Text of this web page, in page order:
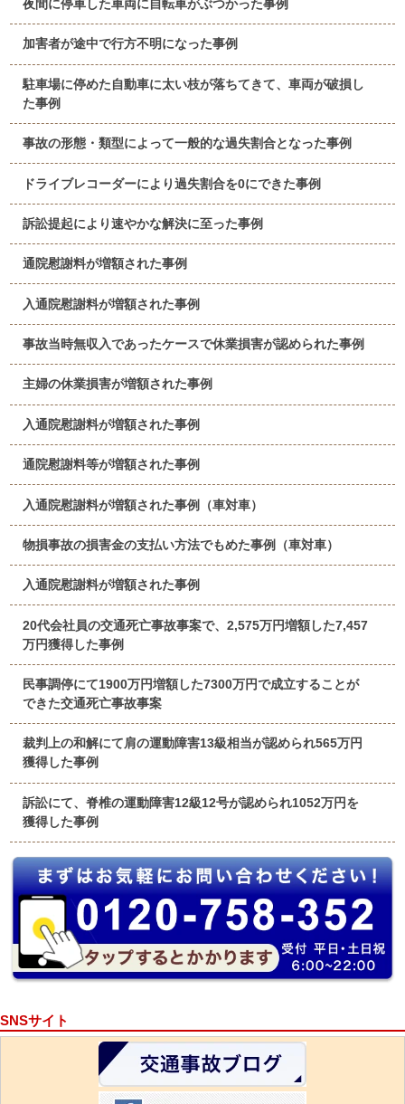
夜間に停車した車両に自転車がぶつかった事例
加害者が途中で行方不明になった事例
駐車場に停めた自動車に太い枝が落ちてきて、車両が破損し
た事例
事故の形態・類型によって一般的な過失割合となった事例
ドライブレコーダーにより過失割合を0にできた事例
訴訟提起により速やかな解決に至った事例
通院慰謝料が増額された事例
入通院慰謝料が増額された事例
事故当時無収入であったケースで休業損害が認められた事例
主婦の休業損害が増額された事例
入通院慰謝料が増額された事例
通院慰謝料等が増額された事例
入通院慰謝料が増額された事例（車対車）
物損事故の損害金の支払い方法でもめた事例（車対車）
入通院慰謝料が増額された事例
20代会社員の交通死亡事故事案で、2,575万円増額した7,457
万円獲得した事例
民事調停にて1900万円増額した7300万円で成立することが
できた交通死亡事故事案
裁判上の和解にて肩の運動障害13級相当が認められ565万円
獲得した事例
訴訟にて、脊椎の運動障害12級12号が認められ1052万円を
獲得した事例
SNSサイト